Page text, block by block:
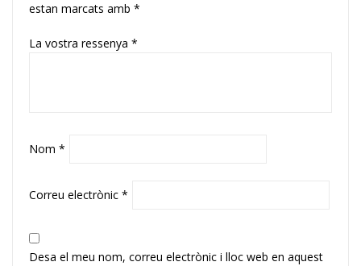
estan marcats amb *
La vostra ressenya *
Nom *
Correu electrònic *
Desa el meu nom, correu electrònic i lloc web en aquest